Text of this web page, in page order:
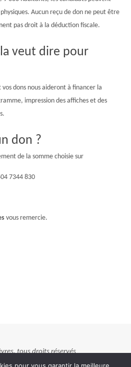
Aucun reçu de don ne peut être
pas droit à la déduction fiscale.
veut dire pour
dons nous aideront à financer la
impression des affiches et des
don ?
de la somme choisie sur
7344 830
vous remercie.
tous droits réservés